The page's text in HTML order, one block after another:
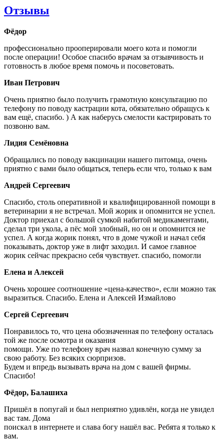
Отзывы
Фёдор
профессионально прооперировали моего кота и помогли
после операции! Особое спасибо врачам за отзывчивость и
готовность в любое время помочь и посоветовать.
Иван Петрович
Очень приятно было получить грамотную консультацию по
телефону по поводу кастрации кота, обязательно обращусь к
вам ещё, спасибо. ) А как наберусь смелости кастрировать то
позвоню вам.
Лидия Семёновна
Обращались по поводу вакцинации нашего питомца, очень
приятно с вами было общаться, теперь если что, только к вам
Андрей Сергеевич
Спасибо, столь оперативной и квалифицированной помощи в
ветеринарии я не встречал. Мой жорик и опомнится не успел.
Доктор приехал с большой сумкой набитой медикаментами,
сделал три укола, а пёс мой злобный, но он и опомнится не
успел. А когда жорик понял, что в доме чужой и начал себя
показывать, доктор уже в лифт заходил. И самое главное
жорик сейчас прекрасно себя чувствует. спасибо, помогли
Елена и Алексей
Очень хорошее соотношение «цена-качество», если можно так
выразиться. Спасибо. Елена и Алексей Измайлово
Сергей Сергеевич
Понравилось то, что цена обозначенная по телефону осталась
той же после осмотра и оказания
помощи. Уже по телефону врач назвал конечную сумму за
свою работу. Без всяких сюрпризов.
Будем и впредь вызывать врача на дом с вашей фирмы.
Спасибо!
Фёдор, Балашиха
Пришёл в попугай и был неприятно удивлён, когда не увидел
вас там. Дома
поискал в интернете и слава богу нашёл вас. Ребята я только к
вам.